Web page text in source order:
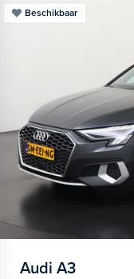
Beschikbaar
Audi A3